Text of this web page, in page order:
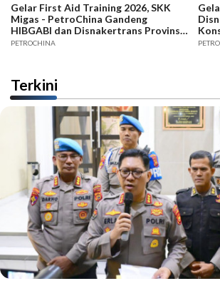
Gelar First Aid Training 2026, SKK
Migas - PetroChina Gandeng
HIBGABI dan Disnakertrans Provinsi
Jambi
PETROCHINA
Terkini